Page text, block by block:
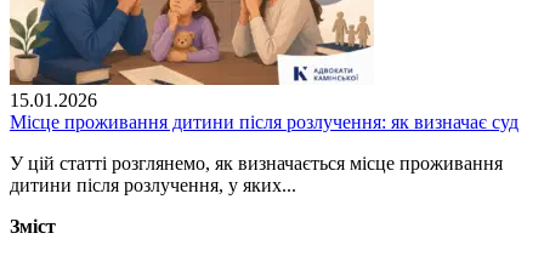
15.01.2026
Місце проживання дитини після розлучення: як визначає суд
У цій статті розглянемо, як визначається місце проживання
дитини після розлучення, у яких...
Зміст